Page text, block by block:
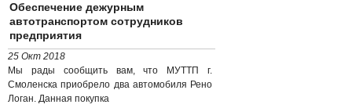
Обеспечение дежурным
автотранспортом сотрудников
предприятия
25 Окт 2018
Мы рады сообщить вам, что МУТТП г.
Смоленска приобрело два автомобиля Рено
Логан. Данная покупка